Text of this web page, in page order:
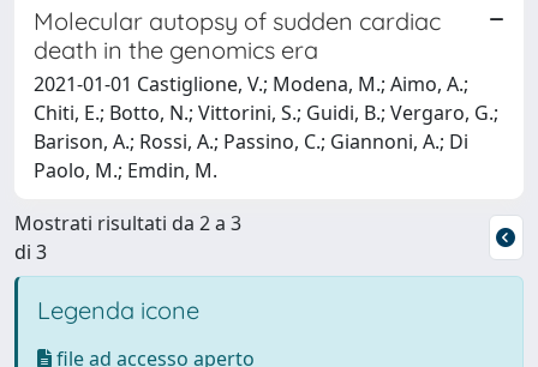
Molecular autopsy of sudden cardiac
death in the genomics era
2021-01-01 Castiglione, V.; Modena, M.; Aimo, A.;
Chiti, E.; Botto, N.; Vittorini, S.; Guidi, B.; Vergaro, G.;
Barison, A.; Rossi, A.; Passino, C.; Giannoni, A.; Di
Paolo, M.; Emdin, M.
Mostrati risultati da 2 a 3
di 3
Legenda icone
file ad accesso aperto